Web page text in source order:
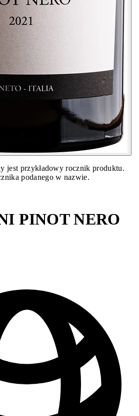
jest przykładowy rocznik produktu.
podanego w nazwie.
PINOT NERO